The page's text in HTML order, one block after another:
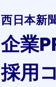
西日本新
企業
採用